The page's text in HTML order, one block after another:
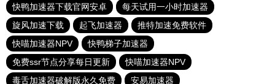
快鸭加速器下载官网安卓
每天试用一小时加速器
旋风加速下载
起飞加速器
推特加速免费软件
快喵加速器NPV
快鸭梯子加速器
免费ssr节点分享每日更新
快喵加速器NPV
毒舌加速器破解版永久免费
安易加速器